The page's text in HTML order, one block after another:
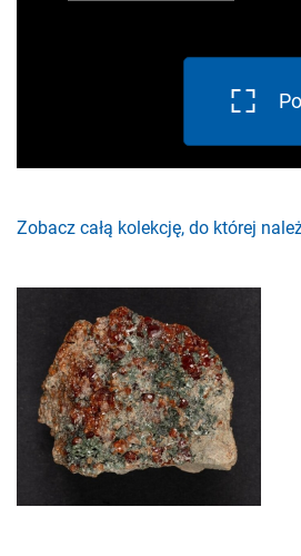
Zobacz całą kolekcję, do której